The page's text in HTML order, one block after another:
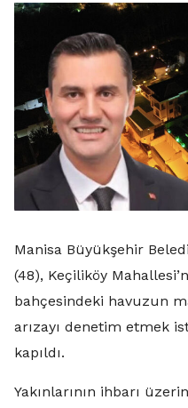
Manisa Büyükşehir
(48), Keçiliköy
bahçesindeki havuzun
arızayı denetim etmek
kapıldı.
Yakınlarının ihbarı